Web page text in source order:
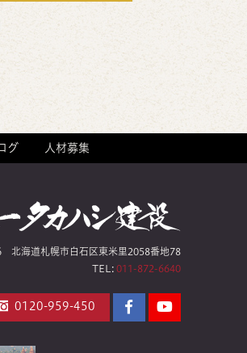
グ 人材募集
北海道札幌市白石区東米里2058番地78
TEL: 011-872-6640
0120-959-450
Facebook
ペ
YouTube
チ